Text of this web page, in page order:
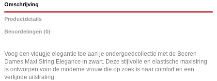
Omschrijving
Productdetails
Beoordelingen (0)
Voeg een vleugje elegantie toe aan je ondergoedcollectie met de Beeren
Dames Maxi String Elegance in zwart. Deze stijlvolle en elastische maxistring
is ontworpen voor de moderne vrouw die op zoek is naar comfort en een
verfijnde uitstraling.